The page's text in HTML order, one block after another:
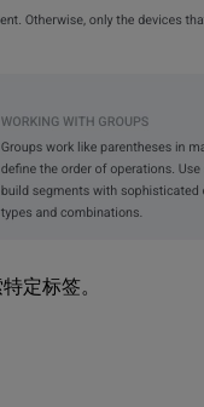
定标签。